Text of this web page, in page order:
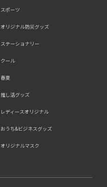
スポーツ
オリジナル防災グッズ
ステーショナリー
クール
春夏
推し活グッズ
レディースオリジナル
おうち&ビジネスグッズ
オリジナルマスク